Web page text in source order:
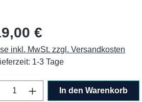
Preis:
€
inkl. MwSt. zzgl. Versandkosten
1-3 Tage
Anzahl: Gib den
In den Warenkorb